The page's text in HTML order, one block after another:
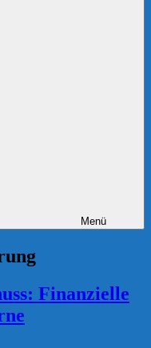
Menü
Finanzielle